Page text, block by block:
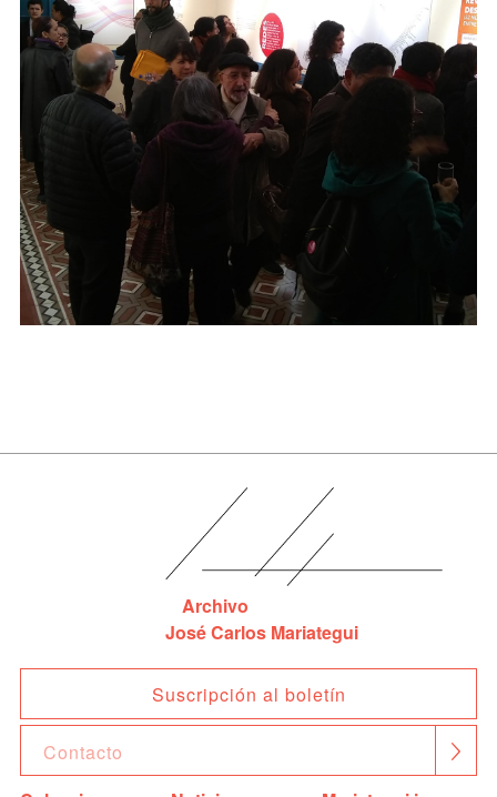
Archivo
José Carlos Mariategui
Suscripción al boletín